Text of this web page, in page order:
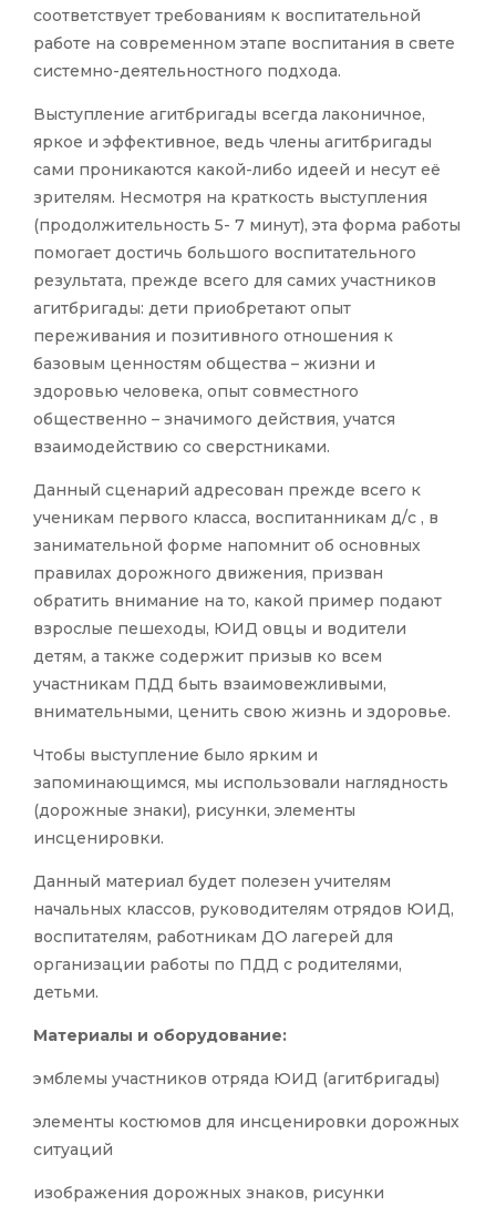
соответствует требованиям к воспитательной
работе на современном этапе воспитания в свете
системно-деятельностного подхода.
Выступление агитбригады всегда лаконичное,
яркое и эффективное, ведь члены агитбригады
сами проникаются какой-либо идеей и несут её
зрителям. Несмотря на краткость выступления
(продолжительность 5- 7 минут), эта форма работы
помогает достичь большого воспитательного
результата, прежде всего для самих участников
агитбригады: дети приобретают опыт
переживания и позитивного отношения к
базовым ценностям общества – жизни и
здоровью человека, опыт совместного
общественно – значимого действия, учатся
взаимодействию со сверстниками.
Данный сценарий адресован прежде всего к
ученикам первого класса, воспитанникам д/с , в
занимательной форме напомнит об основных
правилах дорожного движения, призван
обратить внимание на то, какой пример подают
взрослые пешеходы, ЮИД овцы и водители
детям, а также содержит призыв ко всем
участникам ПДД быть взаимовежливыми,
внимательными, ценить свою жизнь и здоровье.
Чтобы выступление было ярким и
запоминающимся, мы использовали наглядность
(дорожные знаки), рисунки, элементы
инсценировки.
Данный материал будет полезен учителям
начальных классов, руководителям отрядов ЮИД,
воспитателям, работникам ДО лагерей для
организации работы по ПДД с родителями,
детьми.
Материалы и оборудование:
эмблемы участников отряда ЮИД (агитбригады)
элементы костюмов для инсценировки дорожных
ситуаций
изображения дорожных знаков, рисунки